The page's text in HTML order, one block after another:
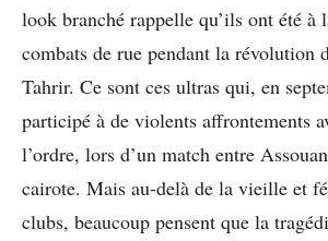
look branché rappelle qu’ils ont été à
combats de rue pendant la révolution
Tahrir. Ce sont ces ultras qui, en
participé à de violents affrontements
l’ordre, lors d’un match entre
cairote. Mais au-delà de la vieille et
clubs, beaucoup pensent que la